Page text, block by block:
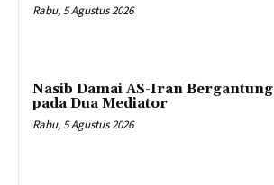
Rabu, 5 Agustus 2026
Nasib Damai AS-Iran Bergantung
pada Dua Mediator
Rabu, 5 Agustus 2026